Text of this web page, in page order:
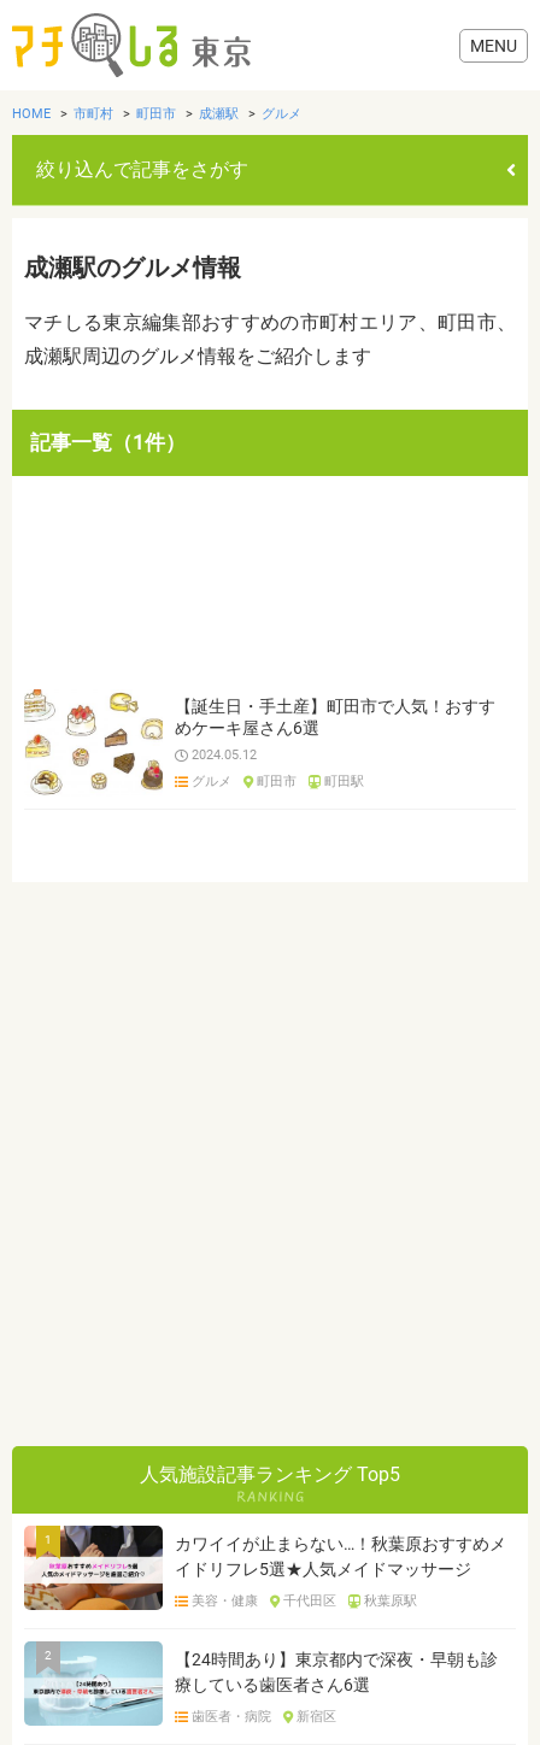
歯医者・病院
おでかけ
HOME 市町村 町田市 成瀬駅 グルメ
絞り込んで記事をさがす
カテゴリを選ぶ
すべて グルメ 美容・健康 歯医者・病院 おでかけ
接待・会食 デート 女子会 リーズナブル 個室
クリア 検索
成瀬駅のグルメ情報
マチしる東京編集部おすすめの市町村エリア、町田市、
成瀬駅周辺のグルメ情報をご紹介します
記事一覧（1件）
【誕生日・手土産】町田市で人気！おすす
めケーキ屋さん6選
2024.05.12
グルメ
町田市 町田駅
人気施設記事ランキング Top5
1
カワイイが止まらない…！秋葉原おすすめメ
イドリフレ5選★人気メイドマッサージ
美容・健康 千代田区 秋葉原駅
2
【24時間あり】東京都内で深夜・早朝も診
療している歯医者さん6選
歯医者・病院 新宿区